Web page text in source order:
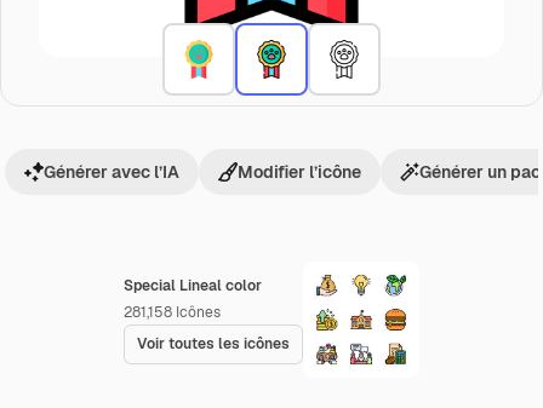
Special Lineal color
281,158 Icônes
Voir toutes les icônes
Générer avec l’IA Modifier l’icône Générer un